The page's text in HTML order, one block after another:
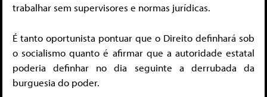
trabalhar sem supervisores e normas jurídicas.
É tanto oportunista pontuar que o Direito definhará sob
o socialismo quanto é afirmar que a autoridade estatal
poderia definhar no dia seguinte a derrubada da
burguesia do poder.